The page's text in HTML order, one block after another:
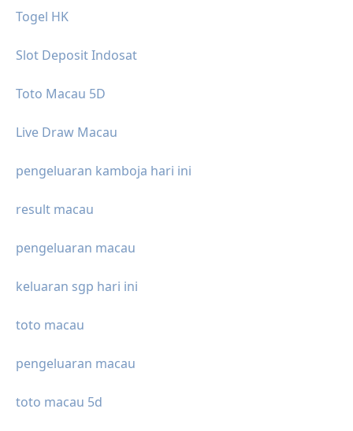
Togel HK
Slot Deposit Indosat
Toto Macau 5D
Live Draw Macau
pengeluaran kamboja hari ini
result macau
pengeluaran macau
keluaran sgp hari ini
toto macau
pengeluaran macau
toto macau 5d